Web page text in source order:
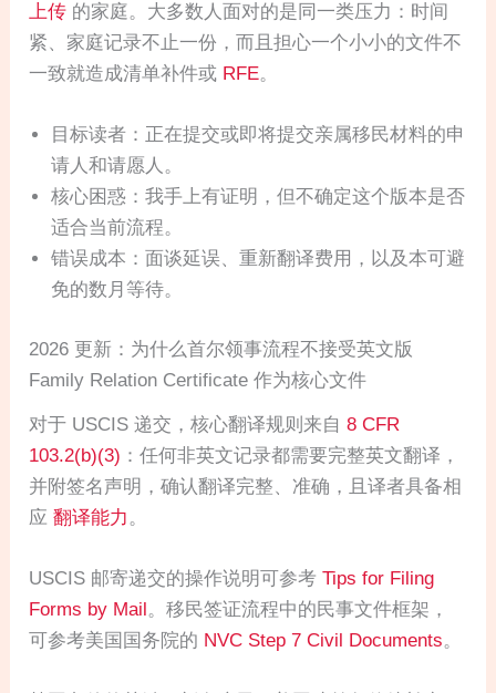
上传 的家庭。大多数人面对的是同一类压力：时间
紧、家庭记录不止一份，而且担心一个小小的文件不
一致就造成清单补件或 RFE。
目标读者：正在提交或即将提交亲属移民材料的申
请人和请愿人。
核心困惑：我手上有证明，但不确定这个版本是否
适合当前流程。
错误成本：面谈延误、重新翻译费用，以及本可避
免的数月等待。
2026 更新：为什么首尔领事流程不接受英文版
Family Relation Certificate 作为核心文件
对于 USCIS 递交，核心翻译规则来自8 CFR
103.2(b)(3) ：任何非英文记录都需要完整英文翻译，
并附签名声明，确认翻译完整、准确，且译者具备相
应翻译能力 。
USCIS 邮寄递交的操作说明可参考Tips for Filing
Forms by Mail。移民签证流程中的民事文件框架，
可参考美国国务院的 NVC Step 7 Civil Documents。